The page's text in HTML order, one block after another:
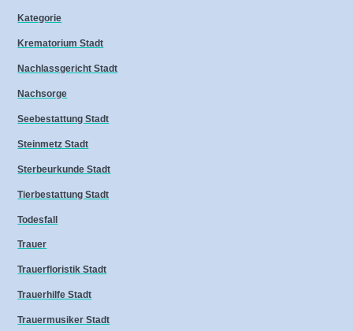
Kategorie
Krematorium Stadt
Nachlassgericht Stadt
Nachsorge
Seebestattung Stadt
Steinmetz Stadt
Sterbeurkunde Stadt
Tierbestattung Stadt
Todesfall
Trauer
Trauerfloristik Stadt
Trauerhilfe Stadt
Trauermusiker Stadt